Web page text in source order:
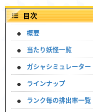
目次
概要
当たり妖怪一覧
ガシャシミュレーター
ラインナップ
ランク毎の排出率一覧